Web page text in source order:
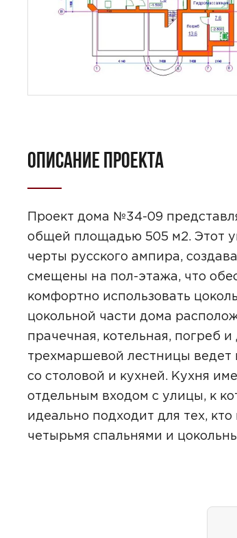
ОПИСАНИЕ ПРОЕКТА
Проект дома №34-09
общей площадью 505 м2. Этот
черты русского ампира,
смещены на пол-этажа, что
комфортно использовать
цокольной части дома
прачечная, котельная, погреб
трехмаршевой лестницы ведет
со столовой и кухней. Кухня
отдельным входом с улицы, к
идеально подходит для тех,
четырьмя спальнями и